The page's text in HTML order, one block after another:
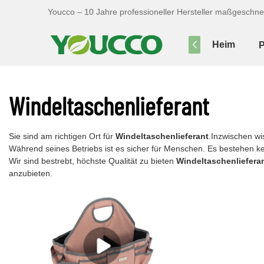
Youcco – 10 Jahre professioneller Hersteller
Heim
Windeltaschenlieferant
Sie sind am richtigen Ort für Windeltaschenlieferant.Inzwischen
Während seines Betriebs ist es sicher für Menschen. Es bestehen
Wir sind bestrebt, höchste Qualität zu bieten
anzubieten.